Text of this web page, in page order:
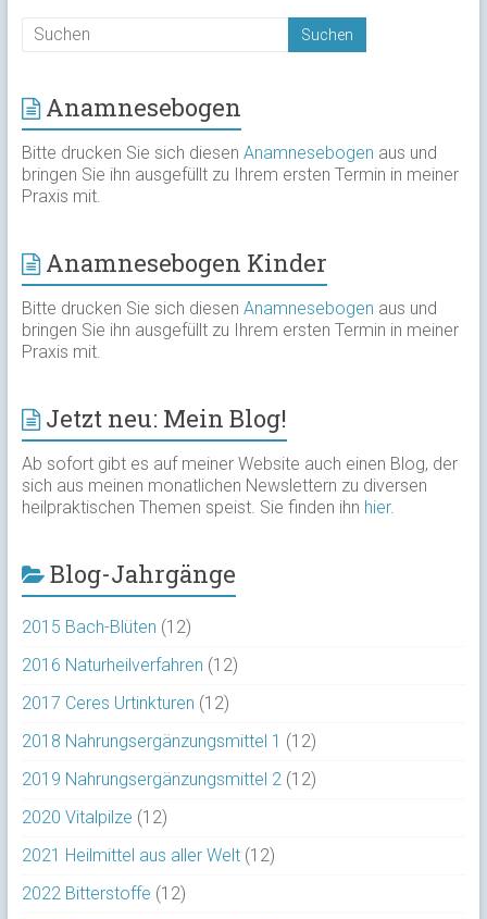
Anamnesebogen
Bitte drucken Sie sich diesen Anamnesebogen aus und
bringen Sie ihn ausgefüllt zu Ihrem ersten Termin in meiner
Praxis mit.
Anamnesebogen Kinder
Bitte drucken Sie sich diesen Anamnesebogen aus und
bringen Sie ihn ausgefüllt zu Ihrem ersten Termin in meiner
Praxis mit.
Jetzt neu: Mein Blog!
Ab sofort gibt es auf meiner Website auch einen Blog, der
sich aus meinen monatlichen Newslettern zu diversen
heilpraktischen Themen speist. Sie finden ihn hier.
Blog-Jahrgänge
2015 Bach-Blüten (12)
2016 Naturheilverfahren (12)
2017 Ceres Urtinkturen (12)
2018 Nahrungsergänzungsmittel 1 (12)
2019 Nahrungsergänzungsmittel 2 (12)
2020 Vitalpilze (12)
2021 Heilmittel aus aller Welt(12)
2022 Bitterstoffe (12)